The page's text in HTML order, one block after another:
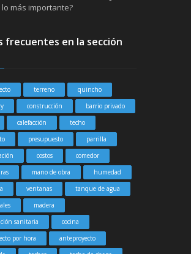
lo más importante?
frecuentes en la sección
terreno
quincho
construcción
barrio privado
calefacción
techo
presupuesto
parrilla
costos
comedor
mano de obra
humedad
ventanas
tanque de agua
madera
sanitaria
cocina
por hora
anteproyecto